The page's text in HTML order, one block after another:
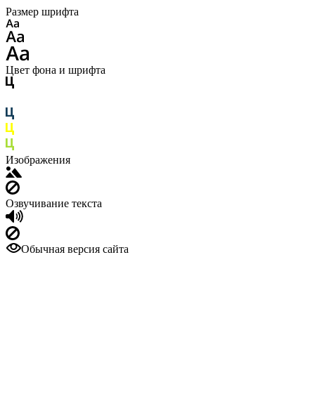
Размер шрифта
Цвет фона и шрифта
Изображения
Озвучивание текста
Обычная версия сайта